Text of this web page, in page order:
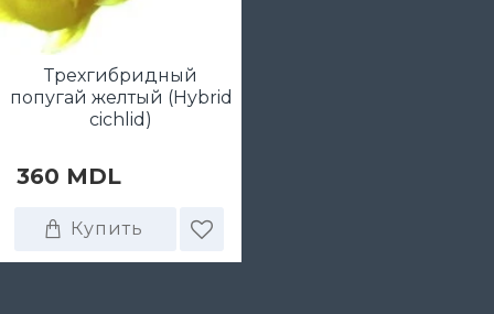
Трехгибридный
попугай желтый (Hybrid
cichlid)
360 MDL
Купить